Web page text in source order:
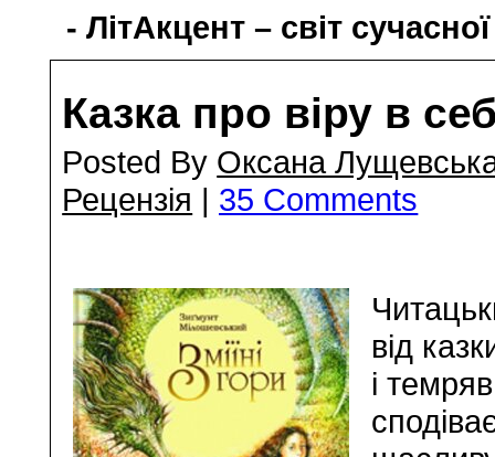
- ЛітАкцент – світ
Казка про віру в
Posted By Оксана
Рецензія | 35 Comments
від
і